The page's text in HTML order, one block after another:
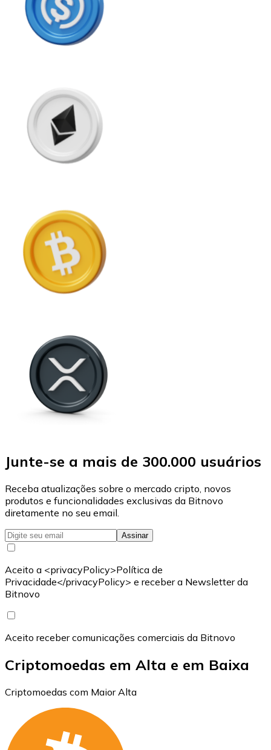
Junte-se a mais de 300.000 usuários
Receba atualizações sobre o mercado cripto, novos
produtos e funcionalidades exclusivas da Bitnovo
diretamente no seu email.
Assinar
Aceito a <privacyPolicy>Política de
Privacidade</privacyPolicy> e receber a Newsletter da
Bitnovo
Aceito receber comunicações comerciais da Bitnovo
Criptomoedas em Alta e em Baixa
Criptomoedas com Maior Alta